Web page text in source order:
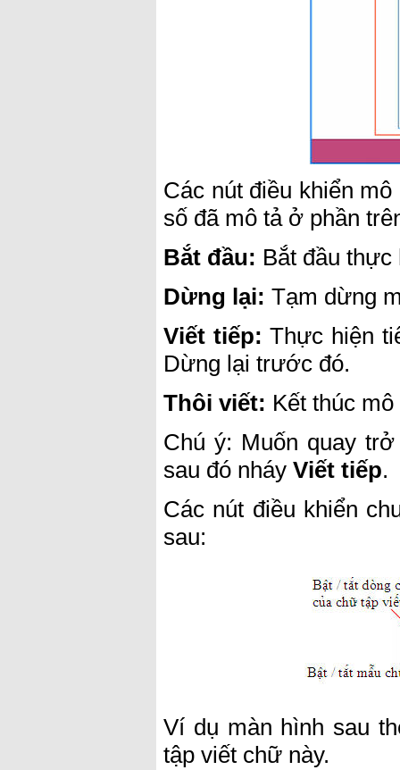
Các nút điều khiển
số đã mô tả ở phần
Bắt đầu: Bắt đầu thực
Dừng lại: Tạm dừng
Viết tiếp: Thực hiện
Dừng lại trước đó.
Thôi viết: Kết thúc
Chú ý: Muốn quay
sau đó nháy Viết tiếp.
Các nút điều khiển
sau:
Ví dụ màn hình sau
tập viết chữ này.